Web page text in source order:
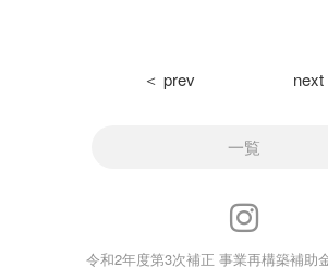
＜ prev next
一覧
令和2年度第3次補正 事業再構築補助